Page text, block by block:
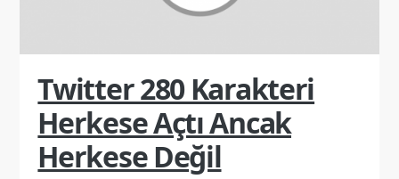
Twitter 280 Karakteri
Herkese Açtı Ancak
Herkese Değil